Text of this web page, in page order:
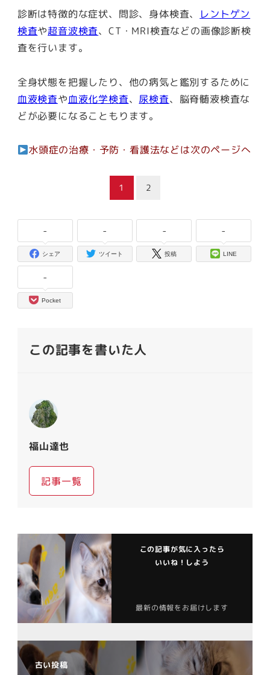
診断は特徴的な症状、問診、身体検査、
レントゲン
検査や超音波検査、CT・MRI検査などの画像診断検
査を行います。
全身状態を把握したり、他の病気と鑑別するために
血液検査や血液化学検査、 尿検査、脳脊髄液検査な
どが必要になることもります。
水頭症の治療・予防・看護法などは次のページへ
1 2
-
シェア
-
ツイート
-
投稿
-
LINE
-
Pocket
この記事を書いた人
福山達也
記事一覧
この記事が気に入ったら
いいね！しよう
最新の情報をお届けします
古い投稿